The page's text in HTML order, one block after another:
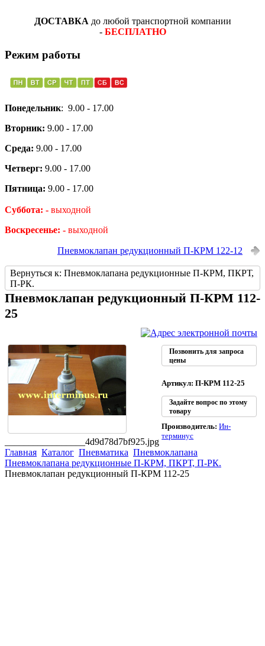
ДОСТАВКА до любой транспортной компании
- БЕСПЛАТНО
Режим работы
Понедельник: 9.00 - 17.00
Вторник: 9.00 - 17.00
Среда: 9.00 - 17.00
Четверг: 9.00 - 17.00
Пятница: 9.00 - 17.00
Суббота: - выходной
Воскресенье: - выходной
Пневмоклапан редукционный П-КРМ 122-12
Вернуться к: Пневмоклапана редукционные П-КРМ, ПКРТ,
П-РК.
Пневмоклапан редукционный П-КРМ 112-
25
_________________4d9d78d7bf925.jpg
Позвонить для запроса
цены
Артикул: П-КРМ 112-25
Задайте вопрос по этому
товару
Производитель:Ин-
терминус
Главная Каталог Пневматика Пневмоклапана
Пневмоклапана редукционные П-КРМ, ПКРТ, П-РК.
Пневмоклапан редукционный П-КРМ 112-25